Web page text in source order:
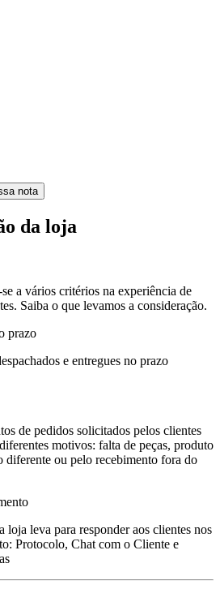
nota
da loja
a vários critérios na experiência de
Saiba o que levamos a consideração.
prazo
e entregues no prazo
de pedidos solicitados pelos clientes
motivos: falta de peças, produto
diferente ou pelo recebimento fora do
loja leva para responder aos clientes nos
Protocolo, Chat com o Cliente e